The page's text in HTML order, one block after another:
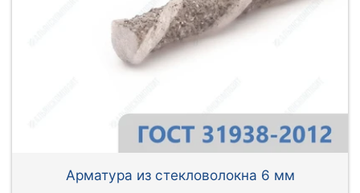
Арматура из стекловолокна 6 мм